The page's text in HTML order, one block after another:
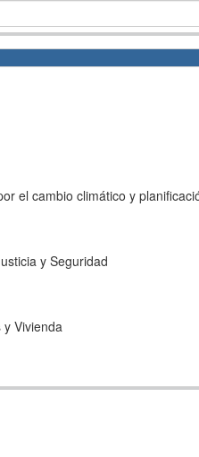
el cambio climático y
y Seguridad
Vivienda